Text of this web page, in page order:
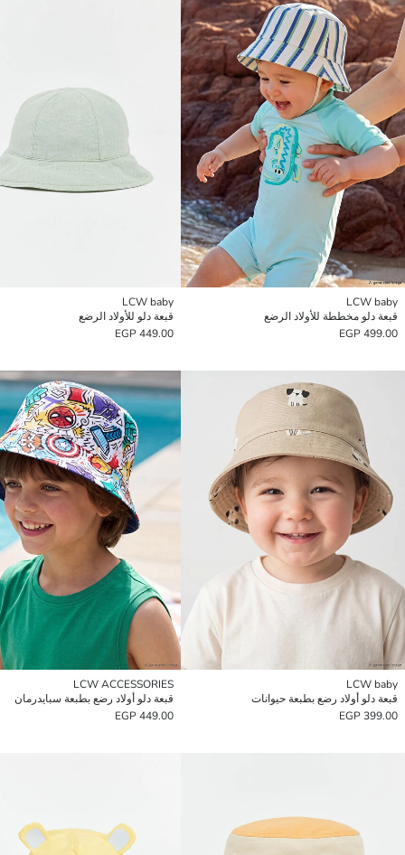
LCW baby
قبعة دلو مخططة للأولاد الرضع
499.00 EGP
LCW baby
قبعة دلو للأولاد الرضع
449.00 EGP
LCW baby
قبعة دلو أولاد رضع بطبعة حيوانات
399.00 EGP
LCW ACCESSORIES
قبعة دلو أولاد رضع بطبعة سبايدرمان
449.00 EGP